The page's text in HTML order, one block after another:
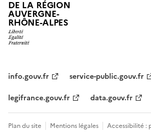
DE LA RÉGION
AUVERGNE-
RHÔNE-ALPES
info.gouv.fr
service-public.gouv.fr
legifrance.gouv.fr
data.gouv.fr
Plan du site Mentions légales Accessibilité :